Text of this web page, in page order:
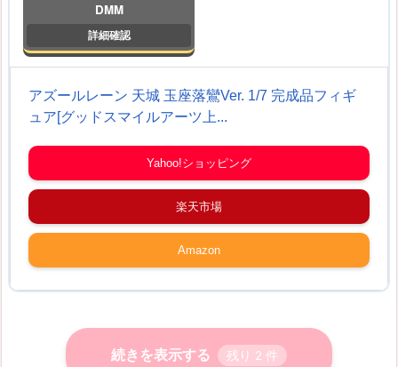
DMM
アズールレーン 天城 玉座落鸞Ver. 1/7 完成品フィギ
ュア[グッドスマイルアーツ上...
Yahoo!ショッピング
楽天市場
Amazon
続きを表示する 残り 2 件